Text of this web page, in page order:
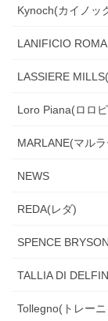
Kynoch(カイノッ
LANIFICIO
LASSIERE
Loro Piana(ロロ
MARLANE(マル
NEWS
REDA(レダ)
SPENCE
TALLIA DI
Tollegno(トレー